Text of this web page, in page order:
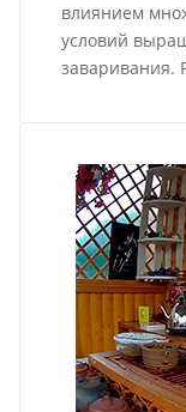
влиянием
условий
заваривания.